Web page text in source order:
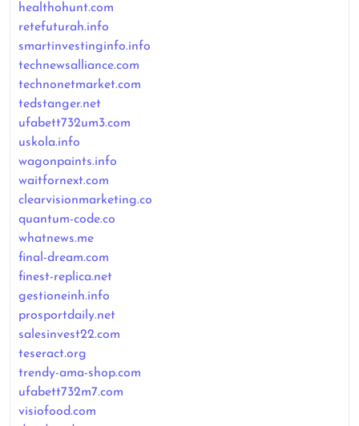
healthohunt.com
retefuturah.info
smartinvestinginfo.info
technewsalliance.com
technonetmarket.com
tedstanger.net
ufabett732um3.com
uskola.info
wagonpaints.info
waitfornext.com
clearvisionmarketing.co
quantum-code.co
whatnews.me
final-dream.com
finest-replica.net
gestioneinh.info
prosportdaily.net
salesinvest22.com
teseract.org
trendy-ama-shop.com
ufabett732m7.com
visiofood.com